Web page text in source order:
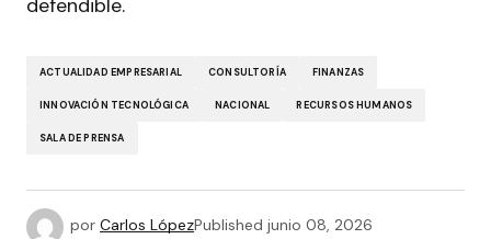
defendible.
ACTUALIDAD EMPRESARIAL CONSULTORÍA FINANZAS
INNOVACIÓN TECNOLÓGICA NACIONAL RECURSOS HUMANOS
SALA DE PRENSA
por Carlos LópezPublished junio 08, 2026